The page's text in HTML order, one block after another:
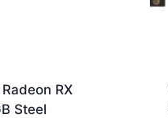
RX
Steel